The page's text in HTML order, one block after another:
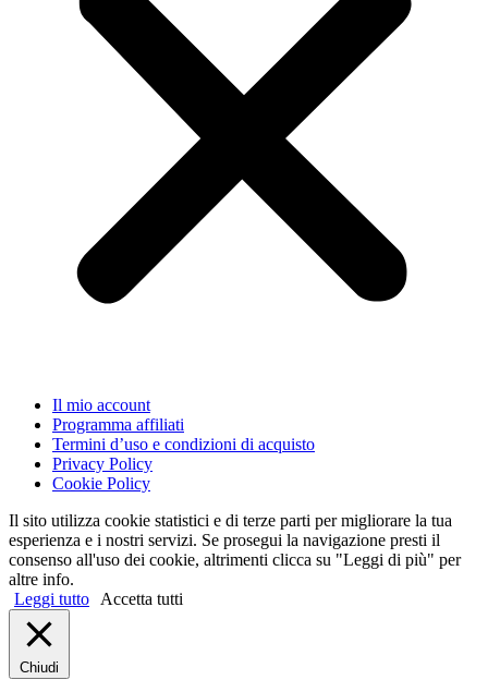
Il mio account
Programma affiliati
Termini d’uso e condizioni di acquisto
Privacy Policy
Cookie Policy
Il sito utilizza cookie statistici e di terze parti per migliorare la tua
esperienza e i nostri servizi. Se prosegui la navigazione presti il
consenso all'uso dei cookie, altrimenti clicca su "Leggi di più" per
altre info.
Leggi tutto
Accetta tutti
Chiudi